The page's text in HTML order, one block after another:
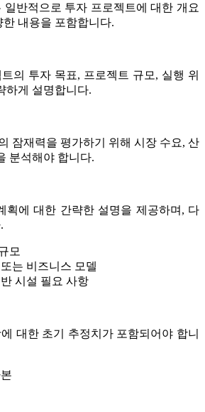
반적으로 투자 프로젝트에 대한 개요
내용을 포함합니다.
의 투자 목표, 프로젝트 규모, 실행 위
하게 설명합니다.
잠재력을 평가하기 위해 시장 수요, 산
분석해야 합니다.
획에 대한 간략한 설명을 제공하며, 다
모
는 비즈니스 모델
시설 필요 사항
대한 초기 추정치가 포함되어야 합니